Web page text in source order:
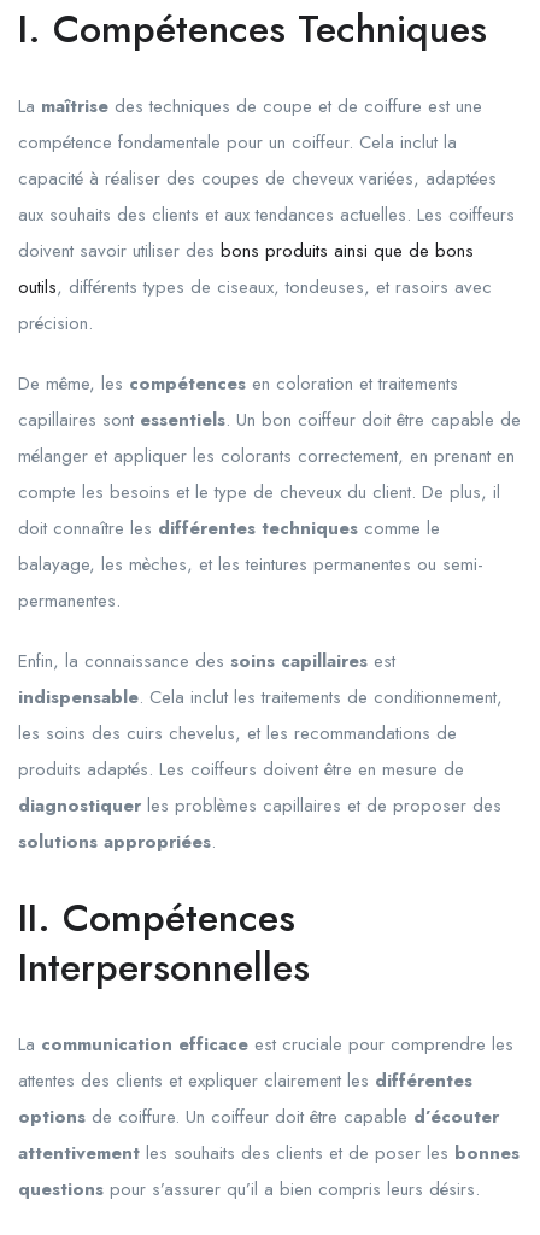
I. Compétences Techniques
La maîtrise des techniques de coupe et de coiffure est une
compétence fondamentale pour un coiffeur. Cela inclut la
capacité à réaliser des coupes de cheveux variées, adaptées
aux souhaits des clients et aux tendances actuelles. Les coiffeurs
doivent savoir utiliser des bons produits ainsi que de bons
outils, différents types de ciseaux, tondeuses, et rasoirs avec
précision.
De même, les compétences en coloration et traitements
capillaires sont essentiels. Un bon coiffeur doit être capable de
mélanger et appliquer les colorants correctement, en prenant en
compte les besoins et le type de cheveux du client. De plus, il
doit connaître les différentes techniques comme le
balayage, les mèches, et les teintures permanentes ou semi-
permanentes.
Enfin, la connaissance des soins capillaires est
indispensable. Cela inclut les traitements de conditionnement,
les soins des cuirs chevelus, et les recommandations de
produits adaptés. Les coiffeurs doivent être en mesure de
diagnostiquer les problèmes capillaires et de proposer des
solutions appropriées.
II. Compétences
Interpersonnelles
La communication efficace est cruciale pour comprendre les
attentes des clients et expliquer clairement les différentes
options de coiffure. Un coiffeur doit être capable d’écouter
attentivement les souhaits des clients et de poser les bonnes
questions pour s’assurer qu’il a bien compris leurs désirs.